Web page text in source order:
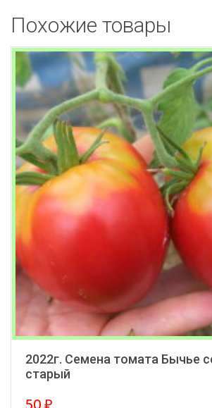
Похожие товары
2022г. Семена томата Бычье
старый
50₽